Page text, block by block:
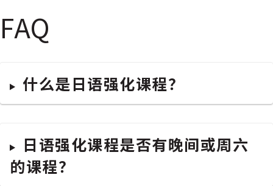
FAQ
什么是日语强化课程？
日语强化课程是否有晚间或周六
的课程？